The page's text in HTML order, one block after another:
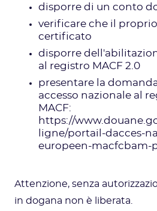
disporre di un conto
verificare che il
certificato
disporre
al registro MACF 2.0
presentare la
accesso nazionale al
MACF:
https://
ligne/portail-dacces-
europeen-macfcbam-
Attenzione, senza
in dogana non è liberata.